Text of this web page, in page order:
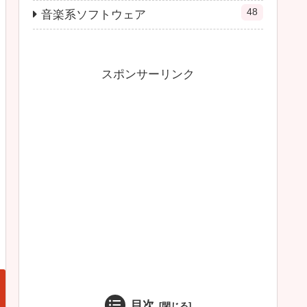
音楽系ソフトウェア 48
スポンサーリンク